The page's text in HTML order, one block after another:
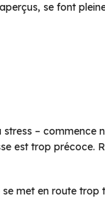
se font
– commence
est trop précoce.
met en route trop